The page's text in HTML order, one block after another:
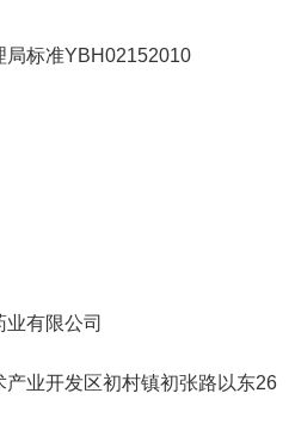
局标准YBH02152010
有限公司
业开发区初村镇初张路以东26